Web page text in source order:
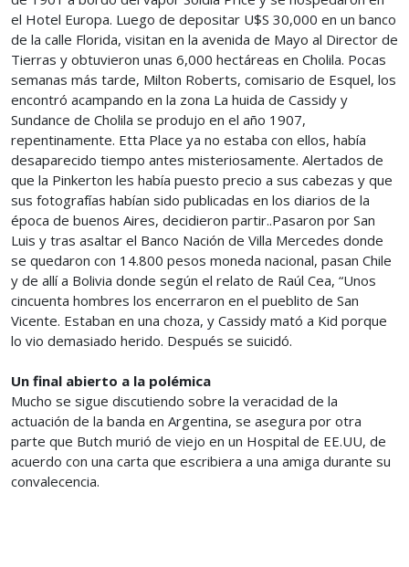
el Hotel Europa. Luego de depositar U$S 30,000 en un banco
de la calle Florida, visitan en la avenida de Mayo al Director de
Tierras y obtuvieron unas 6,000 hectáreas en Cholila. Pocas
semanas más tarde, Milton Roberts, comisario de Esquel, los
encontró acampando en la zona La huida de Cassidy y
Sundance de Cholila se produjo en el año 1907,
repentinamente. Etta Place ya no estaba con ellos, había
desaparecido tiempo antes misteriosamente. Alertados de
que la Pinkerton les había puesto precio a sus cabezas y que
sus fotografías habían sido publicadas en los diarios de la
época de buenos Aires, decidieron partir..Pasaron por San
Luis y tras asaltar el Banco Nación de Villa Mercedes donde
se quedaron con 14.800 pesos moneda nacional, pasan Chile
y de allí a Bolivia donde según el relato de Raúl Cea, “Unos
cincuenta hombres los encerraron en el pueblito de San
Vicente. Estaban en una choza, y Cassidy mató a Kid porque
lo vio demasiado herido. Después se suicidó.
Un final abierto a la polémica
Mucho se sigue discutiendo sobre la veracidad de la
actuación de la banda en Argentina, se asegura por otra
parte que Butch murió de viejo en un Hospital de EE.UU, de
acuerdo con una carta que escribiera a una amiga durante su
convalecencia.